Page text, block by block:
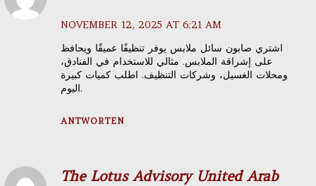
NOVEMBER 12, 2025 AT 6:21 AM
اشتري صابون سائل ملابس يوفر تنظيفًا عميقًا ويحافظ
على إشراقة الملابس. مثالي للاستخدام في الفنادق،
ومحلات الغسيل، وشركات التنظيف. اطلب كميات كبيرة
اليوم.
ANTWORTEN
The Lotus Advisory United Arab